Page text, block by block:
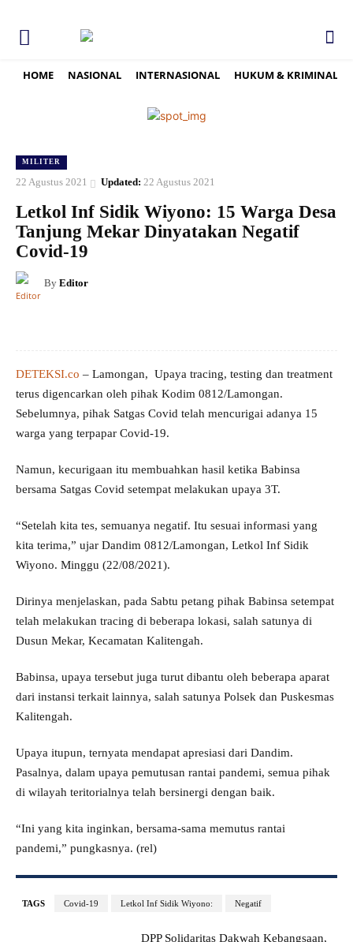
HOME NASIONAL INTERNASIONAL HUKUM & KRIMINAL
MILITER
22 Agustus 2021 Updated: 22 Agustus 2021
Letkol Inf Sidik Wiyono: 15 Warga Desa
Tanjung Mekar Dinyatakan Negatif
Covid-19
By Editor
DETEKSI.co – Lamongan, Upaya tracing, testing dan treatment
terus digencarkan oleh pihak Kodim 0812/Lamongan.
Sebelumnya, pihak Satgas Covid telah mencurigai adanya 15
warga yang terpapar Covid-19.
Namun, kecurigaan itu membuahkan hasil ketika Babinsa
bersama Satgas Covid setempat melakukan upaya 3T.
“Setelah kita tes, semuanya negatif. Itu sesuai informasi yang
kita terima,” ujar Dandim 0812/Lamongan, Letkol Inf Sidik
Wiyono. Minggu (22/08/2021).
Dirinya menjelaskan, pada Sabtu petang pihak Babinsa setempat
telah melakukan tracing di beberapa lokasi, salah satunya di
Dusun Mekar, Kecamatan Kalitengah.
Babinsa, upaya tersebut juga turut dibantu oleh beberapa aparat
dari instansi terkait lainnya, salah satunya Polsek dan Puskesmas
Kalitengah.
Upaya itupun, ternyata mendapat apresiasi dari Dandim.
Pasalnya, dalam upaya pemutusan rantai pandemi, semua pihak
di wilayah teritorialnya telah bersinergi dengan baik.
“Ini yang kita inginkan, bersama-sama memutus rantai
pandemi,” pungkasnya. (rel)
TAGS Covid-19 Letkol Inf Sidik Wiyono: Negatif
DPP Solidaritas Dakwah Kebangsaan,